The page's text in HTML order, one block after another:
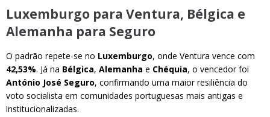
Luxemburgo para Ventura, Bélgica e
Alemanha para Seguro
O padrão repete-se no Luxemburgo, onde Ventura vence com
42,53%. Já na Bélgica, Alemanha e Chéquia, o vencedor foi
António José Seguro, confirmando uma maior resiliência do
voto socialista em comunidades portuguesas mais antigas e
institucionalizadas.